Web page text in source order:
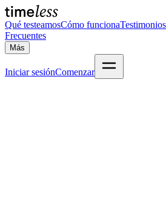
Qué testeamosCómo funcionaTestimonios
Frecuentes
Más
Iniciar sesiónComenzar